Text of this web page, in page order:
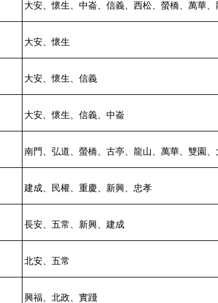
大安、懷生、中崙、信義、西松、螢橋、萬華、
大安、懷生
大安、懷生、信義
大安、懷生、信義、中崙
南門、弘道、螢橋、古亭、龍山、萬華、雙園、
建成、民權、重慶、新興、忠孝
長安、五常、新興、建成
北安、五常
興福、北政、實踐